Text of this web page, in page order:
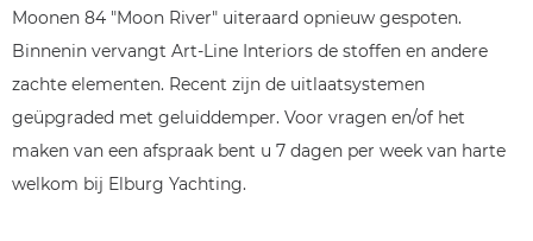
Moonen 84 "Moon River" uiteraard opnieuw gespoten.
Binnenin vervangt Art-Line Interiors de stoffen en andere
zachte elementen. Recent zijn de uitlaatsystemen
geüpgraded met geluiddemper. Voor vragen en/of het
maken van een afspraak bent u 7 dagen per week van harte
welkom bij Elburg Yachting.